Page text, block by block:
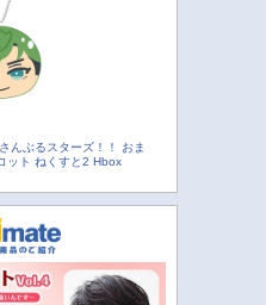
んぶるスターズ！！ おま
ット ねくすと2 Hbox